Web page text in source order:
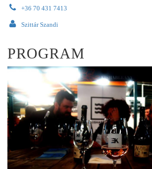
+36 70 431 7413
Szittár Szandi
PROGRAM